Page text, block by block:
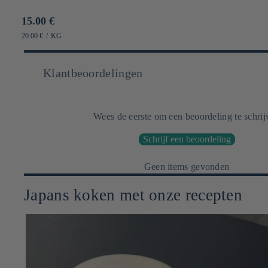
Prix
habituel
15.00 €
PRIX
20.00 € / PAR
KG
Klantbeoordelingen
Wees de eerste om een beoordeling te
Schrijf een beoordeling
Geen items gevonden
Japans koken met onze recepten